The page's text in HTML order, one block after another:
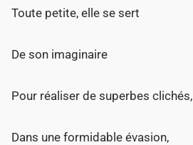
Toute petite, elle se sert
De son imaginaire
Pour réaliser de superbes clichés,
Dans une formidable évasion,